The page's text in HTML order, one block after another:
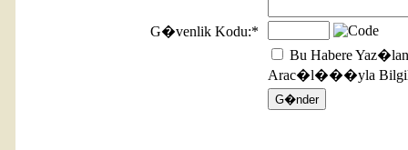
G�venlik Kodu:*
Bu Habere
Arac�l���yla